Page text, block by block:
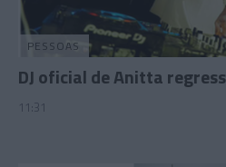
PESSOAS
DJ oficial de Anitta
11:31